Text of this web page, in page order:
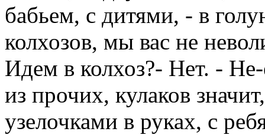
бабьем, с дитями, - в
колхозов, мы вас не
Идем в колхоз?- Нет. -
из прочих, кулаков
узелочками в руках, с